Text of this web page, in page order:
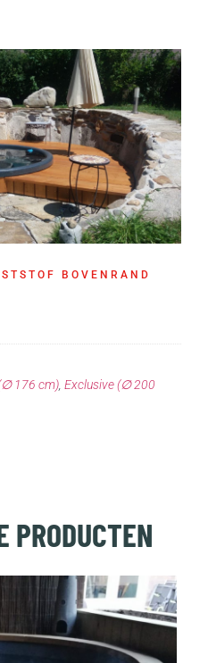
BOVENRAND
176 cm), Exclusive (∅ 200
PRODUCTEN